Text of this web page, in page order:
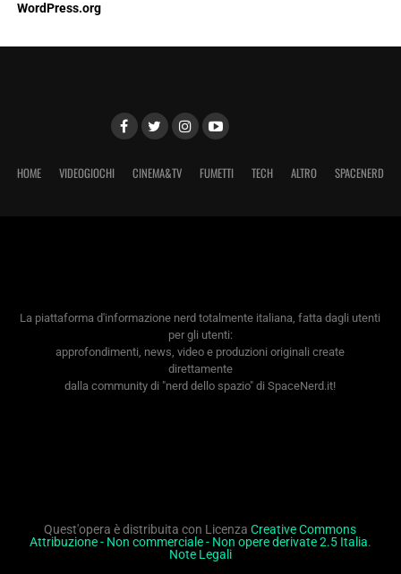
WordPress.org
HOME VIDEOGIOCHI CINEMA&TV FUMETTI TECH ALTRO SPACENERD
La piattaforma d'informazione nerd totalmente italiana, fatta dagli utenti
per gli utenti:
approfondimenti, news, video e produzioni originali create
direttamente
dalla community di "nerd dello spazio" di SpaceNerd.it!
Quest'opera è distribuita con LicenzaCreative Commons
Attribuzione - Non commerciale - Non opere derivate 2.5 Italia.
Note Legali